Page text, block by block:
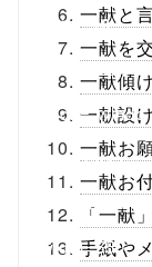
line10
/1018825"
onclick="windo
w.open(this.hre
f, 'Gwindow',
'width=550,
一献と
一献を
一献傾
一献設
一献お
一献お
「一献
手紙や